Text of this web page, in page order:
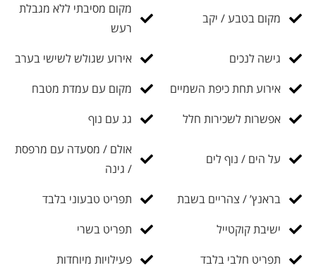
מקום בטבע / יקב
מקום מסיבתי ללא מגבלת
רעש
גישה לנכים
אירוע שגולש לשישי בערב
אירוע תחת כיפת השמיים
מקום עם עמדת מטבח
אפשרות לשכירות חלל
גג עם נוף
על הים / נוף לים
אולם / מסעדה עם מרפסת
/ גינה
בראנץ’ / צהריים בשבת
תפריט טבעוני בלבד
ישיבת קוקטייל
תפריט בשרי
תפריט חלבי בלבד
פעילויות מיוחדות